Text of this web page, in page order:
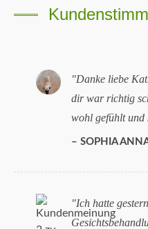
Danke liebe
dir war richtig
wohl gefühlt und
SOPHIA
Ich hatte